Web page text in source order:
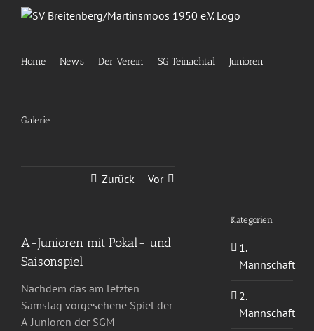
Home News Der Verein SG Teinachtal Junioren
Galerie
Zurück Vor
A-Junioren mit Pokal- und
Saisonspiel
Nachdem das am letzten
Samstag vorgesehene Spiel der
A-Junioren der SGM
Kategorien
1.
Mannschaft
2.
Mannschaft